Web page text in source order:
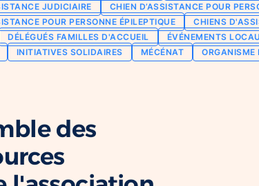
JUDICIAIRE
CHIEN D’ASSISTANCE POUR
POUR PERSONNE ÉPILEPTIQUE
CHIENS
DÉLÉGUÉS FAMILLES D'ACCUEIL ÉVÉNEMENTS
INITIATIVES SOLIDAIRES MÉCÉNAT ORGANISME
des